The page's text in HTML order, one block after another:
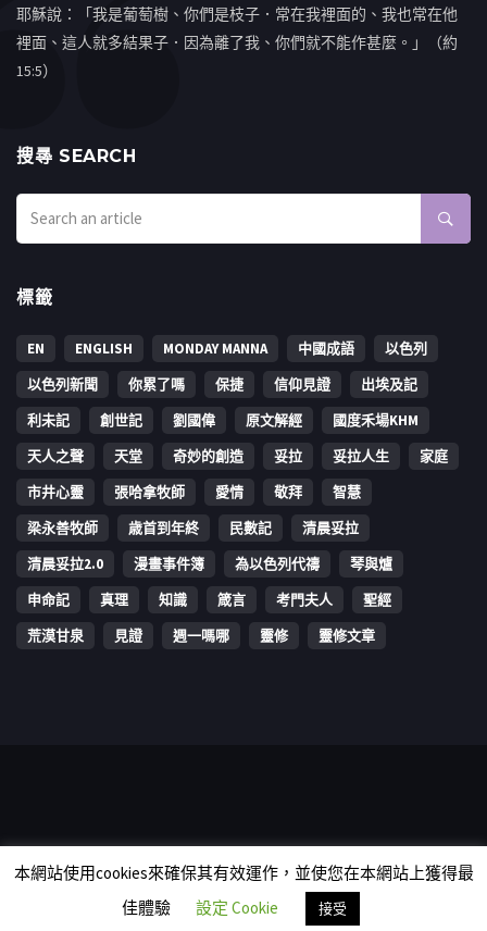
耶穌說：「我是葡萄樹、你們是枝子．常在我裡面的、我也常在他
裡面、這人就多結果子．因為離了我、你們就不能作甚麼。」（約
15:5）
搜㝷 SEARCH
標籤
EN ENGLISH MONDAY MANNA 中國成語
以色列
以色列新聞
你累了嗎 保捷 信仰見證
出埃及記
利未記
創世記 劉國偉 原文解經
國度禾場KHM
天人之聲
天堂 奇妙的創造 妥拉 妥拉人生
家庭
市井心靈
張哈拿牧師 愛情 敬拜
智慧
梁永善牧師
歳首到年終 民數記
清晨妥拉
清晨妥拉2.0
漫畫事件簿 為以色列代禱
琴與爐
申命記
真理 知識 箴言 考門夫人
聖經
荒漠甘泉
見證 週一嗎哪 靈修 靈修文章
rights reserved.
本網站使用cookies來確保其有效運作，並使您在本網站上獲得最
佳體驗
設定 Cookie 接受